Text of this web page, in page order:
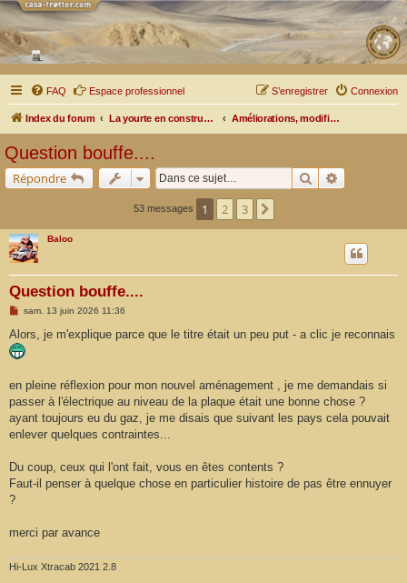
FAQ Espace professionnel Connexion
S’enregistrer
Index du forum La yourte en construction ou en cours de modifications Améliorations, modifications de votre ensemble
Question bouffe....
Répondre Rechercher
53 messages 1 2 3
Baloo
Question bouffe....
M
s
s
a
sam. 13 juin 2026 11:36
Alors, je m'explique parce que le titre était un peu put - a clic je reconnais
en pleine réflexion pour mon nouvel aménagement , je me demandais si
passer à l'électrique au niveau de la plaque était une bonne chose ?
ayant toujours eu du gaz, je me disais que suivant les pays cela pouvait
enlever quelques contraintes...
Du coup, ceux qui l'ont fait, vous en êtes contents ?
Faut-il penser à quelque chose en particulier histoire de pas être ennuyer
?
merci par avance
Hi-Lux Xtracab 2021 2.8